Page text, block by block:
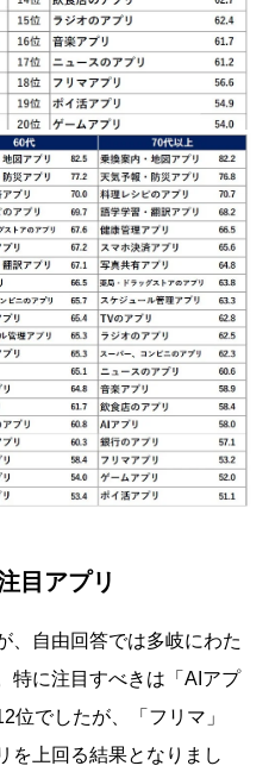
目アプリ
、自由回答では多岐にわた
特に注目すべきは「AIアプ
位でしたが、「フリマ」
を上回る結果となりまし